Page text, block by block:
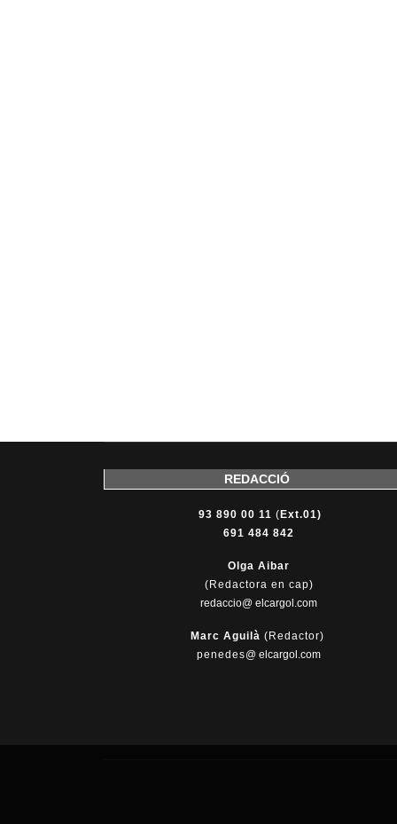
REDACCIÓ
93 890 00 11 ( Ext.01)
691 484 842
Olga Aibar
(Redactora en cap)
redaccio@ elcargol.com
Marc Aguilà (Redactor)
penedes@ elcargol.com